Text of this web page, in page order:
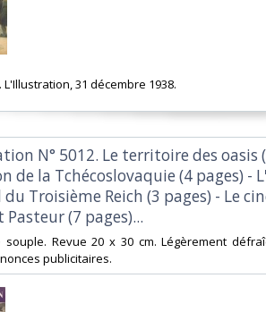
31 décembre 1938.‎
N° 5012. Le territoire des oasis
de la Tchécoslovaquie (4 pages) -
Troisième Reich (3 pages) - Le
(7 pages)...‎
souple. Revue 20 x 30 cm. Légèrement
publicitaires.‎